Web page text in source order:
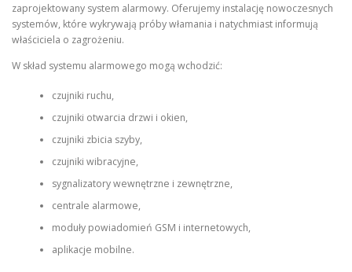
zaprojektowany system alarmowy. Oferujemy instalację nowoczesnych
systemów, które wykrywają próby włamania i natychmiast informują
właściciela o zagrożeniu.
W skład systemu alarmowego mogą wchodzić:
czujniki ruchu,
czujniki otwarcia drzwi i okien,
czujniki zbicia szyby,
czujniki wibracyjne,
sygnalizatory wewnętrzne i zewnętrzne,
centrale alarmowe,
moduły powiadomień GSM i internetowych,
aplikacje mobilne.